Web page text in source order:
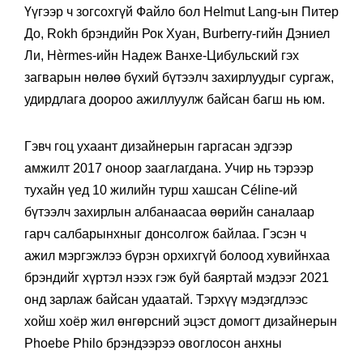
Үүгээр ч зогсохгүй Файло бол Helmut Lang-ын Питер
До, Rokh брэндийн Рок Хуан, Burberry-гийн Дэниел
Ли, Hèrmes-ийн Надеж Ванхе-Цибульский гэх
загварын нөлөө бүхий бүтээлч захирлуудыг сургаж,
удирдлага доороо ажиллуулж байсан багш нь юм.
Гэвч гоц ухаант дизайнерын гаргасан эдгээр
амжилт 2017 оноор зааглагдана. Учир нь тэрээр
тухайн үед 10 жилийн турш хашсан Céline-ий
бүтээлч захирлын албанаасаа өөрийн саналаар
гарч салбарынхныг донсолгож байлаа. Гэсэн ч
ажил мэргэжлээ бүрэн орхихгүй болоод хувийнхаа
брэндийг хүртэл нээх гэж буй баяртай мэдээг 2021
онд зарлаж байсан удаатай. Тэрхүү мэдэгдлээс
хойш хоёр жил өнгөрсний эцэст домогт дизайнерын
Phoebe Philo брэндээрээ овоглосон анхны